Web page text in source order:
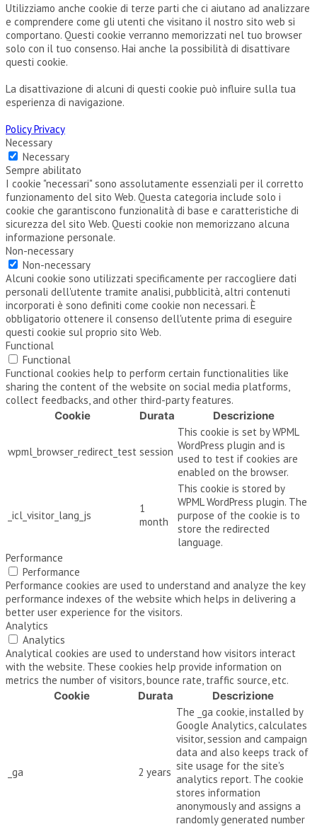
Utilizziamo anche cookie di terze parti che ci aiutano ad analizzare
e comprendere come gli utenti che visitano il nostro sito web si
comportano. Questi cookie verranno memorizzati nel tuo browser
solo con il tuo consenso. Hai anche la possibilità di disattivare
questi cookie.
La disattivazione di alcuni di questi cookie può influire sulla tua
esperienza di navigazione.
Policy Privacy
Necessary
Necessary
Sempre abilitato
I cookie "necessari" sono assolutamente essenziali per il corretto
funzionamento del sito Web. Questa categoria include solo i
cookie che garantiscono funzionalità di base e caratteristiche di
sicurezza del sito Web. Questi cookie non memorizzano alcuna
informazione personale.
Non-necessary
Non-necessary
Alcuni cookie sono utilizzati specificamente per raccogliere dati
personali dell'utente tramite analisi, pubblicità, altri contenuti
incorporati è sono definiti come cookie non necessari. È
obbligatorio ottenere il consenso dell'utente prima di eseguire
questi cookie sul proprio sito Web.
Functional
Functional
Functional cookies help to perform certain functionalities like
sharing the content of the website on social media platforms,
collect feedbacks, and other third-party features.
Cookie
Durata Descrizione
wpml_browser_redirect_test session
This cookie is set by WPML
WordPress plugin and is
used to test if cookies are
enabled on the browser.
_icl_visitor_lang_js
1
month
This cookie is stored by
WPML WordPress plugin. The
purpose of the cookie is to
store the redirected
language.
Performance
Performance
Performance cookies are used to understand and analyze the key
performance indexes of the website which helps in delivering a
better user experience for the visitors.
Analytics
Analytics
Analytical cookies are used to understand how visitors interact
with the website. These cookies help provide information on
metrics the number of visitors, bounce rate, traffic source, etc.
Cookie
Durata Descrizione
_ga 2 years
The _ga cookie, installed by
Google Analytics, calculates
visitor, session and campaign
data and also keeps track of
site usage for the site's
analytics report. The cookie
stores information
anonymously and assigns a
randomly generated number